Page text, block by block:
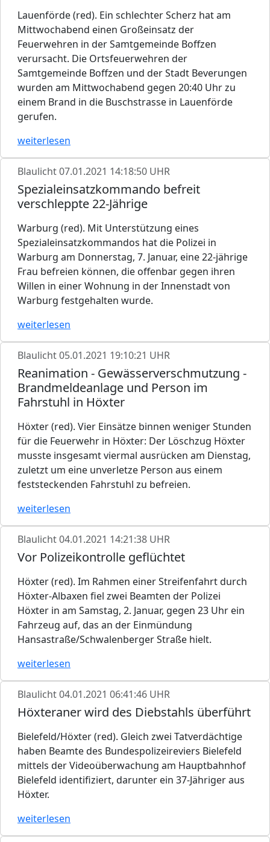
Lauenförde (red). Ein schlechter Scherz hat am
Mittwochabend einen Großeinsatz der
Feuerwehren in der Samtgemeinde Boffzen
verursacht. Die Ortsfeuerwehren der
Samtgemeinde Boffzen und der Stadt Beverungen
wurden am Mittwochabend gegen 20:40 Uhr zu
einem Brand in die Buschstrasse in Lauenförde
gerufen.
weiterlesen
Blaulicht07.01.2021 14:18:50 UHR
Spezialeinsatzkommando befreit
verschleppte 22-Jährige
Warburg (red). Mit Unterstützung eines
Spezialeinsatzkommandos hat die Polizei in
Warburg am Donnerstag, 7. Januar, eine 22-jährige
Frau befreien können, die offenbar gegen ihren
Willen in einer Wohnung in der Innenstadt von
Warburg festgehalten wurde.
weiterlesen
Blaulicht05.01.2021 19:10:21 UHR
Reanimation - Gewässerverschmutzung -
Brandmeldeanlage und Person im
Fahrstuhl in Höxter
Höxter (red). Vier Einsätze binnen weniger Stunden
für die Feuerwehr in Höxter: Der Löschzug Höxter
musste insgesamt viermal ausrücken am Dienstag,
zuletzt um eine unverletze Person aus einem
feststeckenden Fahrstuhl zu befreien.
weiterlesen
Blaulicht04.01.2021 14:21:38 UHR
Vor Polizeikontrolle geflüchtet
Höxter (red). Im Rahmen einer Streifenfahrt durch
Höxter-Albaxen fiel zwei Beamten der Polizei
Höxter in am Samstag, 2. Januar, gegen 23 Uhr ein
Fahrzeug auf, das an der Einmündung
Hansastraße/Schwalenberger Straße hielt.
weiterlesen
Blaulicht04.01.2021 06:41:46 UHR
Höxteraner wird des Diebstahls überführt
Bielefeld/Höxter (red). Gleich zwei Tatverdächtige
haben Beamte des Bundespolizeireviers Bielefeld
mittels der Videoüberwachung am Hauptbahnhof
Bielefeld identifiziert, darunter ein 37-Jähriger aus
Höxter.
weiterlesen